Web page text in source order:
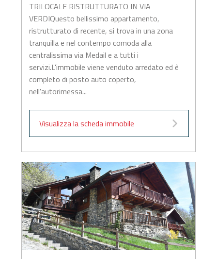
TRILOCALE RISTRUTTURATO IN VIA
VERDIQuesto bellissimo appartamento,
ristrutturato di recente, si trova in una zona
tranquilla e nel contempo comoda alla
centralissima via Medail e a tutti i
servizi.L'immobile viene venduto arredato ed è
completo di posto auto coperto,
nell'autorimessa...
Visualizza la scheda immobile